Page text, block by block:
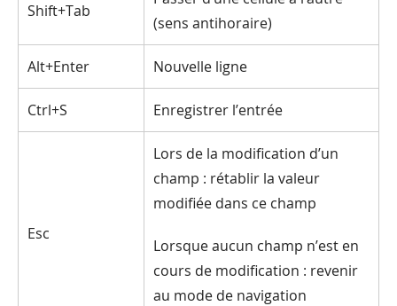
Shift+Tab
(sens antihoraire)
Alt+Enter Nouvelle ligne
Ctrl+S Enregistrer l’entrée
Esc
Lors de la modification d’un
champ : rétablir la valeur
modifiée dans ce champ
Lorsque aucun champ n’est en
cours de modification : revenir
au mode de navigation